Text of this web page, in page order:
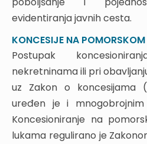
4.3. ZEMLJIŠNE KNJIGE
4.3.1. Primjer prijedloga za
knjigu
4.3.2. Primjer upisa javne
4.4. ZEMLJIŠNE KNJIGE – U
4.5. KONCESIJE
4.5.1. Primjer jedne uredbe
5. ŠTO S
5.1. NASLIJEĐENI
evidentiranja javnih cesta.
KONCESIJE NA
Postupak
nekretninama ili pri
uz Zakon o koncesijama
uređen je i
Koncesioniranje na
lukama regulirano je